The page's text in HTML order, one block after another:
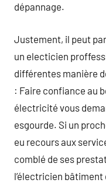
dépannage.
Justement, il peut
un electicien
différentes manière
: Faire confiance au
électricité vous
esgourde. Si un
eu recours aux
comblé de ses
l’électricien bâtiment